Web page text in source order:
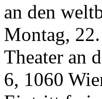
an den
Montag,
Theater an
6, 1060